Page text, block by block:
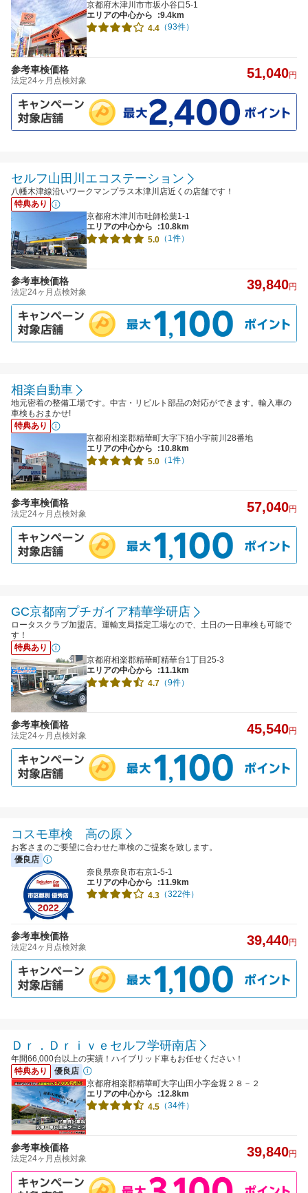
京都府木津川市市坂小谷口5-1
エリアの中心から
:9.4km
4.4 （93件）
参考車検価格
法定24ヶ月点検対象 51,040円
セルフ山田川エコステーション
八幡木津線沿いワークマンプラス木津川店近くの店舗です！
特典あり
京都府木津川市吐師松葉1-1
エリアの中心から
:10.8km
5.0 （1件）
参考車検価格
法定24ヶ月点検対象 39,840円
相楽自動車
地元密着の整備工場です。中古・リビルト部品の対応ができます。輸入車の
車検もおまかせ!
特典あり
京都府相楽郡精華町大字下狛小字前川28番地
エリアの中心から
:10.8km
5.0 （1件）
参考車検価格
法定24ヶ月点検対象 57,040円
GC京都南プチガイア精華学研店
ロータスクラブ加盟店。運輸支局指定工場なので、土日の一日車検も可能で
す！
特典あり
京都府相楽郡精華町精華台1丁目25-3
エリアの中心から
:11.1km
4.7 （9件）
参考車検価格
法定24ヶ月点検対象 45,540円
コスモ車検 高の原
お客さまのご要望に合わせた車検のご提案を致します。
優良店
奈良県奈良市右京1-5-1
エリアの中心から
:11.9km
4.3 （322件）
参考車検価格
法定24ヶ月点検対象 39,440円
Ｄｒ．Ｄｒｉｖｅセルフ学研南店
年間66,000台以上の実績！ハイブリッド車もお任せください！
特典あり
優良店
京都府相楽郡精華町大字山田小字金堀２８－２
エリアの中心から
:12.8km
4.5 （34件）
参考車検価格
法定24ヶ月点検対象 39,840円